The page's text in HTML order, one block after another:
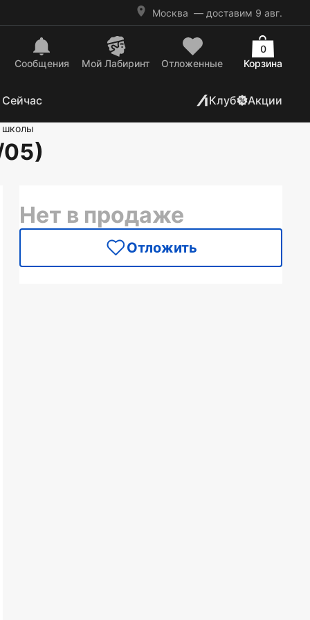
Москва — доставим 9 авг.
Сообщения Mой Лабиринт Отложенные Корзина
0
Клуб Акции
школы
Нет в продаже
Отложить